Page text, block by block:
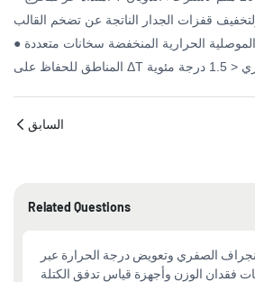
● التحكم الحراري: تتطلب الموصلية الحرارية المنخفضة سخانات متعددة
السابق
Related Questions
الصفري وتعويض درجة الحرارة عبر
فقدان الوزن وأجهزة قياس تدفق الكتلة